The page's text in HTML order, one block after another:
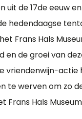
uit de 17de eeuw en
hedendaagse
Frans Hals
en de groei van
vriendenwijn-actie
te werven om zo
Frans Hals